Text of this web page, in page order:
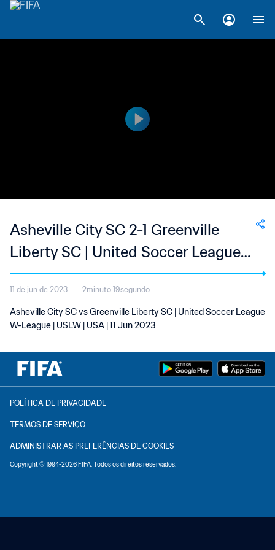
Asheville City SC 2-1 Greenville
Liberty SC | United Soccer League
W-League | 11 Jun 2023
11 de jun de 2023 2minuto 19segundo
Asheville City SC vs Greenville Liberty SC | United Soccer League
W-League | USLW | USA | 11 Jun 2023
POLÍTICA DE PRIVACIDADE
TERMOS DE SERVIÇO
ADMINISTRAR AS PREFERÊNCIAS DE COOKIES
Copyright © 1994-2026 FIFA. Todos os direitos reservados.